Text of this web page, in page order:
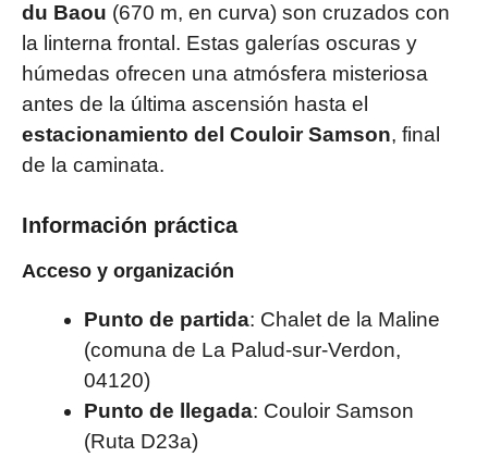
du Baou (670 m, en curva) son cruzados con
la linterna frontal. Estas galerías oscuras y
húmedas ofrecen una atmósfera misteriosa
antes de la última ascensión hasta el
estacionamiento del Couloir Samson, final
de la caminata.
Información práctica
Acceso y organización
Punto de partida: Chalet de la Maline
(comuna de La Palud-sur-Verdon,
04120)
Punto de llegada: Couloir Samson
(Ruta D23a)